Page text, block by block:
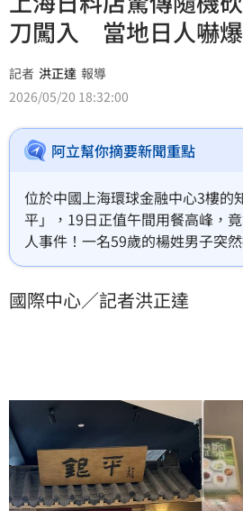
刀闖入 當地日人嚇
記者 洪正達 報導
2026/05/20 18:32:00
阿立幫你摘要新聞重點
位於中國上海環球金融中心3樓的
平」，19日正值午間用餐高峰，
人事件！一名59歲的楊姓男子突
殺，導致現場2名日本籍男子及1
向中方強烈要求查明真相，並防範
國際中心／記者洪正達